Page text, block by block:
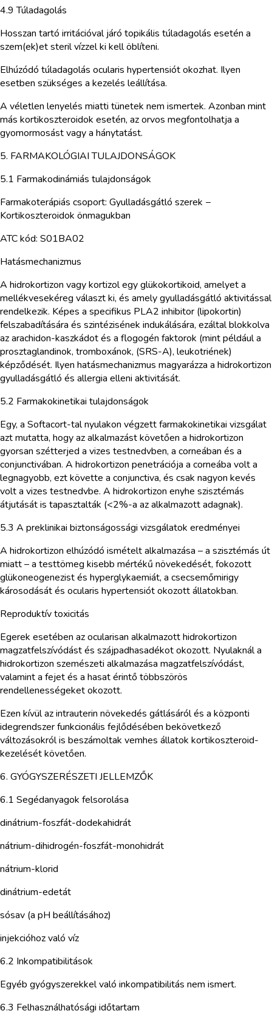
4.9 Túladagolás
Hosszan tartó irritációval járó topikális túladagolás esetén a
szem(ek)et steril vízzel ki kell öblíteni.
Elhúzódó túladagolás ocularis hypertensiót okozhat. Ilyen
esetben szükséges a kezelés leállítása.
A véletlen lenyelés miatti tünetek nem ismertek. Azonban mint
más kortikoszteroidok esetén, az orvos megfontolhatja a
gyomormosást vagy a hánytatást.
5. FARMAKOLÓGIAI TULAJDONSÁGOK
5.1 Farmakodinámiás tulajdonságok
Farmakoterápiás csoport: Gyulladásgátló szerek −
Kortikoszteroidok önmagukban
ATC kód: S01BA02
Hatásmechanizmus
A hidrokortizon vagy kortizol egy glükokortikoid, amelyet a
mellékvesekéreg választ ki, és amely gyulladásgátló aktivitással
rendelkezik. Képes a specifikus PLA2 inhibitor (lipokortin)
felszabadítására és szintézisének indukálására, ezáltal blokkolva
az arachidon-kaszkádot és a flogogén faktorok (mint például a
prosztaglandinok, tromboxánok, (SRS-A), leukotriének)
képződését. Ilyen hatásmechanizmus magyarázza a hidrokortizon
gyulladásgátló és allergia elleni aktivitását.
5.2 Farmakokinetikai tulajdonságok
Egy, a Softacort-tal nyulakon végzett farmakokinetikai vizsgálat
azt mutatta, hogy az alkalmazást követően a hidrokortizon
gyorsan szétterjed a vizes testnedvben, a corneában és a
conjunctivában. A hidrokortizon penetrációja a corneába volt a
legnagyobb, ezt követte a conjunctiva, és csak nagyon kevés
volt a vizes testnedvbe. A hidrokortizon enyhe szisztémás
átjutását is tapasztalták (<2%-a az alkalmazott adagnak).
5.3 A preklinikai biztonságossági vizsgálatok eredményei
A hidrokortizon elhúzódó ismételt alkalmazása – a szisztémás út
miatt – a testtömeg kisebb mértékű növekedését, fokozott
glükoneogenezist és hyperglykaemiát, a csecsemőmirigy
károsodását és ocularis hypertensiót okozott állatokban.
Reproduktív toxicitás
Egerek esetében az ocularisan alkalmazott hidrokortizon
magzatfelszívódást és szájpadhasadékot okozott. Nyulaknál a
hidrokortizon szemészeti alkalmazása magzatfelszívódást,
valamint a fejet és a hasat érintő többszörös
rendellenességeket okozott.
Ezen kívül az intrauterin növekedés gátlásáról és a központi
idegrendszer funkcionális fejlődésében bekövetkező
változásokról is beszámoltak vemhes állatok kortikoszteroid-
kezelését követően.
6. GYÓGYSZERÉSZETI JELLEMZŐK
6.1 Segédanyagok felsorolása
dinátrium-foszfát-dodekahidrát
nátrium-dihidrogén-foszfát-monohidrát
nátrium-klorid
dinátrium-edetát
sósav (a pH beállításához)
injekcióhoz való víz
6.2 Inkompatibilitások
Egyéb gyógyszerekkel való inkompatibilitás nem ismert.
6.3 Felhasználhatósági időtartam